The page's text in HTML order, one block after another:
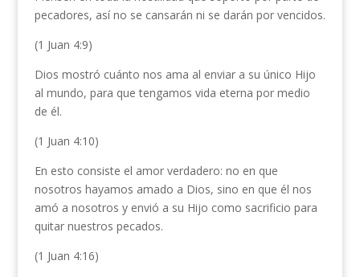
pecadores, así no se cansarán ni se darán por vencidos.
(1 Juan 4:9)
Dios mostró cuánto nos ama al enviar a su único Hijo
al mundo, para que tengamos vida eterna por medio
de él.
(1 Juan 4:10)
En esto consiste el amor verdadero: no en que
nosotros hayamos amado a Dios, sino en que él nos
amó a nosotros y envió a su Hijo como sacrificio para
quitar nuestros pecados.
(1 Juan 4:16)